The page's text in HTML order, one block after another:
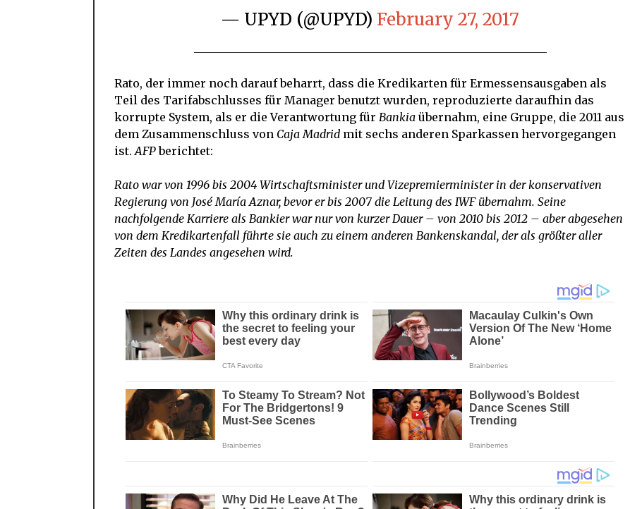
— UPYD (@UPYD) February 27, 2017
Rato, der immer noch darauf beharrt, dass die Kredikarten für Ermessensausgaben als
Teil des Tarifabschlusses für Manager benutzt wurden, reproduzierte daraufhin das
korrupte System, als er die Verantwortung für Bankia übernahm, eine Gruppe, die 2011 aus
dem Zusammenschluss von Caja Madrid mit sechs anderen Sparkassen hervorgegangen
ist.AFPberichtet:
Rato war von 1996 bis 2004 Wirtschaftsminister und Vizepremierminister in der konservativen
Regierung von José María Aznar, bevor er bis 2007 die Leitung des IWF übernahm. Seine
nachfolgende Karriere als Bankier war nur von kurzer Dauer – von 2010 bis 2012 – aber abgesehen
von dem Kredikartenfall führte sie auch zu einem anderen Bankenskandal, der als größter aller
Zeiten des Landes angesehen wird.